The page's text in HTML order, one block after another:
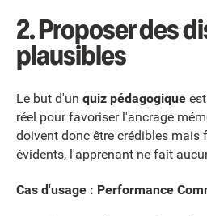
2. Proposer des
plausibles
Le but d'un quiz pédagogique
réel pour favoriser l'ancrage
doivent donc être crédibles mais
évidents, l'apprenant ne fait
Cas d'usage : Performance